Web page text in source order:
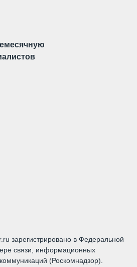
зарегистрировано в Федеральной
связи, информационных
(Роскомнадзор).